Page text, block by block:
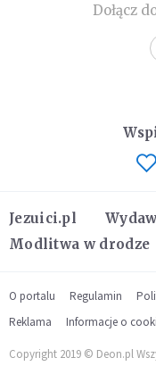
Dołącz
Jezuici.pl
Modlitwa w drodze
O portalu Regulamin
Reklama
Informacje o
Copyright 2019 © Deon.pl